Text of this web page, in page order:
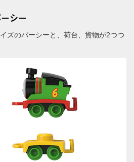
シー
ズのパーシーと、荷台、貨物が2つつ